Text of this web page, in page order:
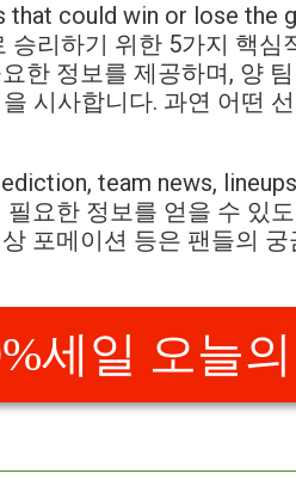
that could win or lose the
승리하기 위한 5가지 핵심
한 정보를 제공하며, 양
시사합니다. 과연 어떤
team news,
요한 정보를 얻을 수 있
포메이션 등은 팬들의
세일 오늘